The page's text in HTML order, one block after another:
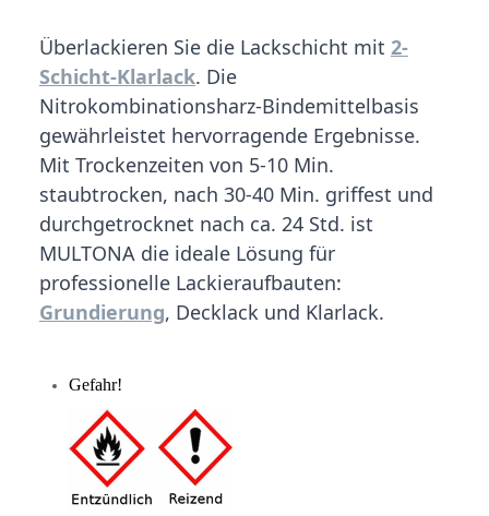
Überlackieren Sie die Lackschicht mit 2-
Schicht-Klarlack. Die
Nitrokombinationsharz-Bindemittelbasis
gewährleistet hervorragende Ergebnisse.
Mit Trockenzeiten von 5-10 Min.
staubtrocken, nach 30-40 Min. griffest und
durchgetrocknet nach ca. 24 Std. ist
MULTONA die ideale Lösung für
professionelle Lackieraufbauten:
Grundierung, Decklack und Klarlack.
Gefahr!